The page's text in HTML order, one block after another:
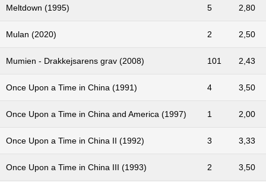
Meltdown (1995) 5 2,80
Mulan (2020) 2 2,50
Mumien - Drakkejsarens grav (2008) 101 2,43
Once Upon a Time in China (1991) 4 3,50
Once Upon a Time in China and America (1997) 1 2,00
Once Upon a Time in China II (1992) 3 3,33
Once Upon a Time in China III (1993) 2 3,50